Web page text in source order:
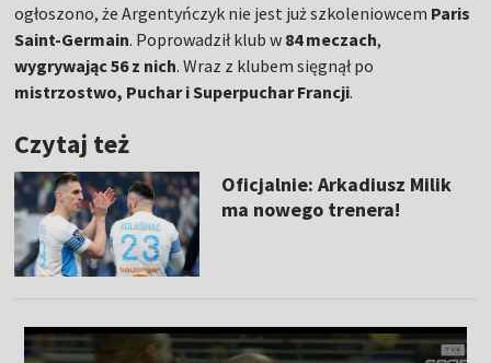
ogłoszono, że Argentyńczyk nie jest już szkoleniowcem Paris
Saint-Germain. Poprowadził klub w 84 meczach,
wygrywając 56 z nich. Wraz z klubem sięgnął po
mistrzostwo, Puchar i Superpuchar Francji.
Czytaj też
Oficjalnie: Arkadiusz Milik
ma nowego trenera!